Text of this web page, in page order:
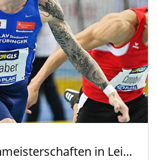
Deutsche Hallenmeisterschaften in Leipzig - Tag eins